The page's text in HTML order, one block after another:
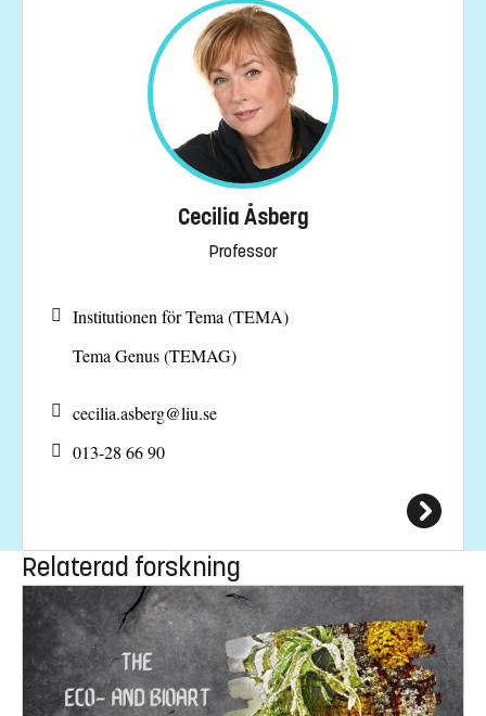
Cecilia Åsberg
Professor
Institutionen för Tema (TEMA)
Tema Genus (TEMAG)
cecilia.asberg@liu.se
013-28 66 90
Relaterad forskning